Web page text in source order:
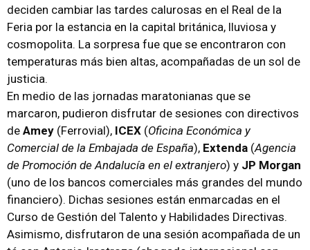
deciden cambiar las tardes calurosas en el Real de la
Feria por la estancia en la capital británica, lluviosa y
cosmopolita. La sorpresa fue que se encontraron con
temperaturas más bien altas, acompañadas de un sol de
justicia.
En medio de las jornadas maratonianas que se
marcaron, pudieron disfrutar de sesiones con directivos
de Amey (Ferrovial), ICEX (Oficina Económica y
Comercial de la Embajada de España), Extenda (Agencia
de Promoción de Andalucía en el extranjero) y JP Morgan
(uno de los bancos comerciales más grandes del mundo
financiero). Dichas sesiones están enmarcadas en el
Curso de Gestión del Talento y Habilidades Directivas.
Asimismo, disfrutaron de una sesión acompañada de un